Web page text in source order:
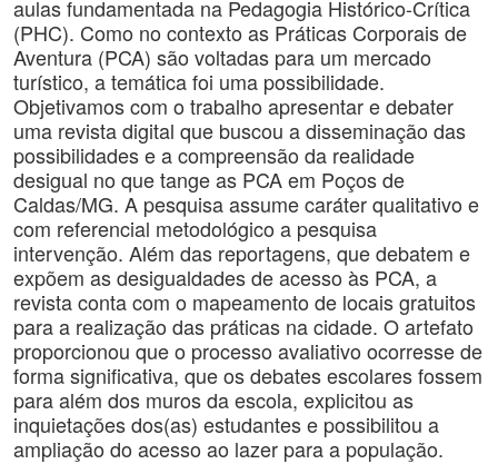
aulas fundamentada na Pedagogia Histórico-Crítica
(PHC). Como no contexto as Práticas Corporais de
Aventura (PCA) são voltadas para um mercado
turístico, a temática foi uma possibilidade.
Objetivamos com o trabalho apresentar e debater
uma revista digital que buscou a disseminação das
possibilidades e a compreensão da realidade
desigual no que tange as PCA em Poços de
Caldas/MG. A pesquisa assume caráter qualitativo e
com referencial metodológico a pesquisa
intervenção. Além das reportagens, que debatem e
expõem as desigualdades de acesso às PCA, a
revista conta com o mapeamento de locais gratuitos
para a realização das práticas na cidade. O artefato
proporcionou que o processo avaliativo ocorresse de
forma significativa, que os debates escolares fossem
para além dos muros da escola, explicitou as
inquietações dos(as) estudantes e possibilitou a
ampliação do acesso ao lazer para a população.